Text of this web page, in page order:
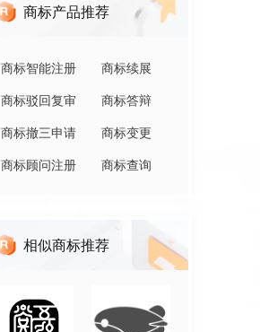
商标产品推荐
商标智能注册
商标续展
商标驳回复审
商标答辩
商标撤三申请
商标变更
商标顾问注册
商标查询
相似商标推荐